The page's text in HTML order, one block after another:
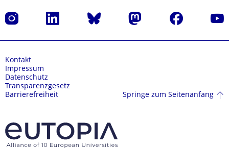
Instagram LinkedIn Bluesky Mastodon Facebook
Kontakt
Impressum
Datenschutz
Transparenzgesetz
Barrierefreiheit
Springe zum Seitenanfang